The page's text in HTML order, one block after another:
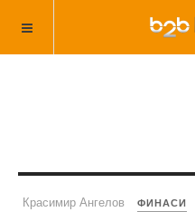
Красимир Ангелов ФИНАСИ